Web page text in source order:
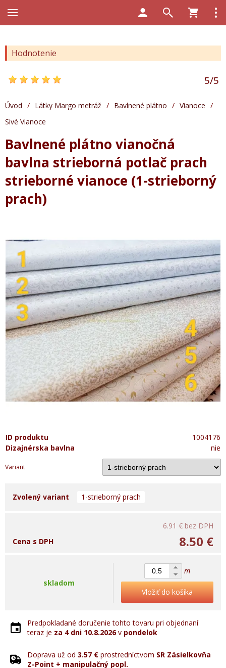
Hodnotenie
5/5
Úvod / Látky Margo metráž / Bavlnené plátno / Vianoce /
Sivé Vianoce
Bavlnené plátno vianočná
bavlna strieborná potlač prach
strieborné vianoce (1-strieborný
prach)
ID produktu
1004176
Dizajnérska bavlna
nie
Variant
Zvolený variant 1-strieborný prach
6.91 € bez DPH
8.50 €
Cena s DPH
skladom
m
Vložiť do košíka
Predpokladané doručenie tohto tovaru pri objednaní
teraz je za 4 dni 10.8.2026v pondelok
Doprava už od 3.57 € prostredníctvom SR Zásielkovňa
Z-Point + manipulačný popl.